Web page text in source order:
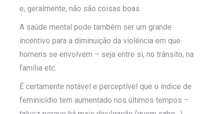
e, geralmente, não são coisas boas.
A saúde mental pode também ser um grande
incentivo para a diminuição da violência em que
homens se envolvem – seja entre si, no trânsito, na
família etc.
É certamente notável e perceptível que o índice de
feminicídio tem aumentado nos últimos tempos –